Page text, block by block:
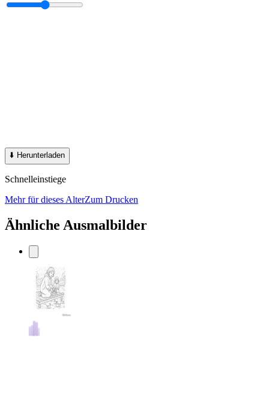
⬇️ Herunterladen
Schnelleinstiege
Mehr für dieses AlterZum Drucken
Ähnliche Ausmalbilder